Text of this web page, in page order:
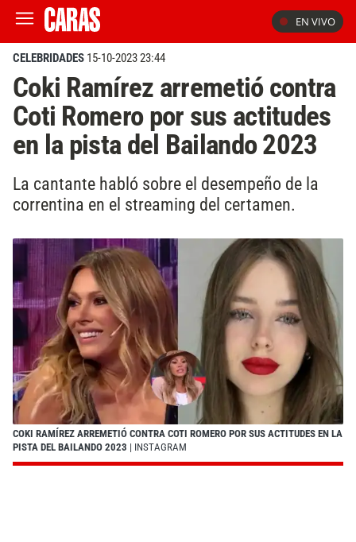
EN VIVO
CELEBRIDADES 15-10-2023 23:44
Coki Ramírez arremetió contra
Coti Romero por sus actitudes
en la pista del Bailando 2023
La cantante habló sobre el desempeño de la
correntina en el streaming del certamen.
COKI RAMÍREZ ARREMETIÓ CONTRA COTI ROMERO POR SUS ACTITUDES EN LA
PISTA DEL BAILANDO 2023 | INSTAGRAM